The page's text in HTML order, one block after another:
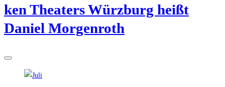
ken Thea­ters Würz­burg heißt
Dani­el Morgenroth